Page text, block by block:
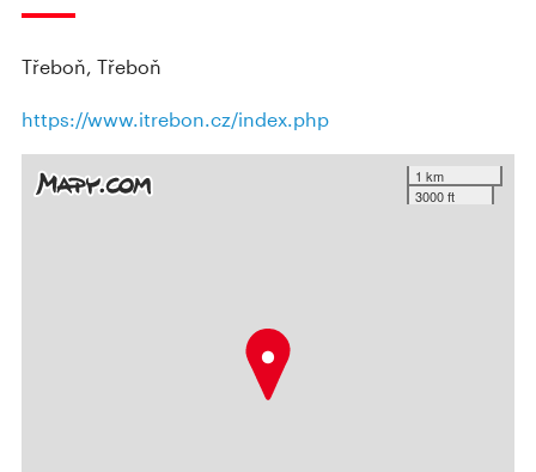
Třeboň, Třeboň
https://www.itrebon.cz/index.php
1 km
3000 ft